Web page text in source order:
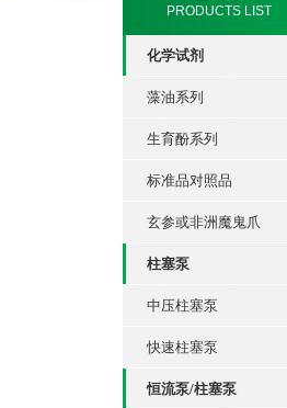
PRODUCTS LIST
化学试剂
藻油系列
生育酚系列
标准品对照品
玄参或非洲魔鬼爪
柱塞泵
中压柱塞泵
快速柱塞泵
恒流泵/柱塞泵